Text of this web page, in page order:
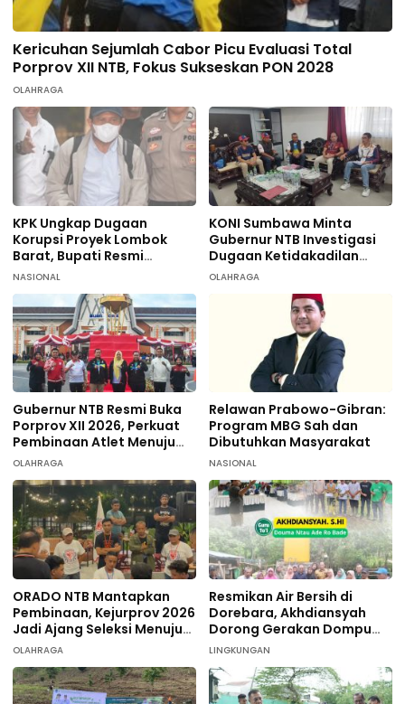
Kericuhan Sejumlah Cabor Picu Evaluasi Total
Porprov XII NTB, Fokus Sukseskan PON 2028
OLAHRAGA
KPK Ungkap Dugaan
Korupsi Proyek Lombok
Barat, Bupati Resmi
Tersangka
NASIONAL
KONI Sumbawa Minta
Gubernur NTB Investigasi
Dugaan Ketidakadilan
terhadap 9 Atlet
OLAHRAGA
Gubernur NTB Resmi Buka
Porprov XII 2026, Perkuat
Pembinaan Atlet Menuju
PON 2028
OLAHRAGA
Relawan Prabowo-Gibran:
Program MBG Sah dan
Dibutuhkan Masyarakat
NASIONAL
ORADO NTB Mantapkan
Pembinaan, Kejurprov 2026
Jadi Ajang Seleksi Menuju
Nasional
OLAHRAGA
Resmikan Air Bersih di
Dorebara, Akhdiansyah
Dorong Gerakan Dompu
Hijau
LINGKUNGAN